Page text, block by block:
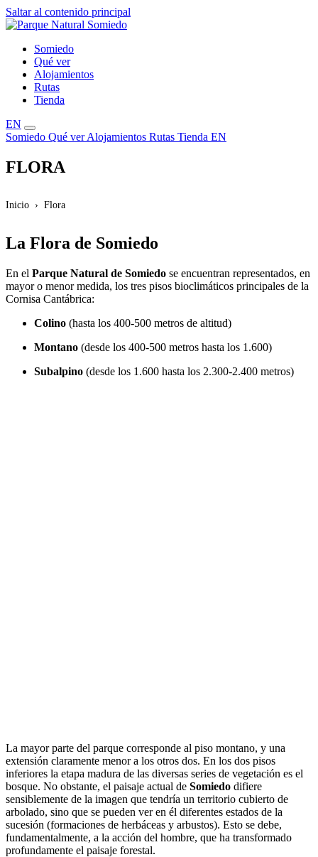
Saltar al contenido principal
Somiedo
Qué ver
Alojamientos
Rutas
Tienda
EN
Somiedo Qué verAlojamientos Rutas Tienda EN
FLORA
Inicio Flora
La Flora de Somiedo
En el Parque Natural de Somiedo se encuentran representados, en
mayor o menor medida, los tres pisos bioclimáticos principales de la
Cornisa Cantábrica:
Colino (hasta los 400-500 metros de altitud)
Montano (desde los 400-500 metros hasta los 1.600)
Subalpino (desde los 1.600 hasta los 2.300-2.400 metros)
La mayor parte del parque corresponde al piso montano, y una
extensión claramente menor a los otros dos. En los dos pisos
inferiores la etapa madura de las diversas series de vegetación es el
bosque. No obstante, el paisaje actual de Somiedo difiere
sensiblemente de la imagen que tendría un territorio cubierto de
arbolado, sino que se pueden ver en él diferentes estados de la
sucesión (formaciones de herbáceas y arbustos). Esto se debe,
fundamentalmente, a la acción del hombre, que ha transformado
profundamente el paisaje forestal.